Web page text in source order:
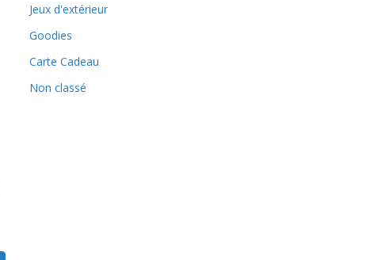
Jeux d'extérieur
Goodies
Carte Cadeau
Non classé